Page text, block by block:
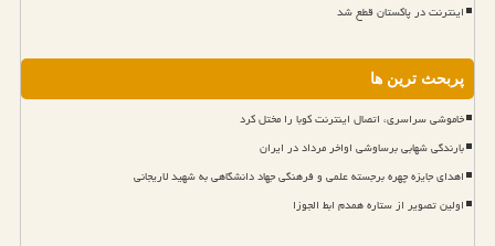
اینترنت در پاکستان قطع شد
پربحث ترین ها
خاموشی سراسری، اتصال اینترنت کوبا را مختل کرد
بارندگی شهابی برساوشی اواخر مرداد در ایران
اهدای جایزه چهره برجسته علمی و فرهنگی جهاد دانشگاهی به شهید لاریجانی
اولین تصویر از ستاره همدم ابط الجوزا